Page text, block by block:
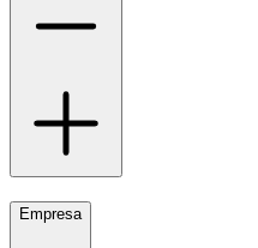
Empresa